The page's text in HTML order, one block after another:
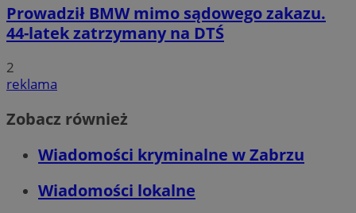
Prowadził BMW mimo sądowego zakazu.
44-latek zatrzymany na DTŚ
2
reklama
Zobacz również
Wiadomości kryminalne w Zabrzu
Wiadomości lokalne